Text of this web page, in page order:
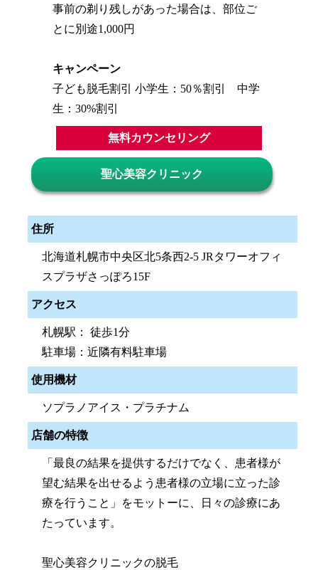
事前の剃り残しがあった場合は、部位ご
とに別途1,000円
キャンペーン
子ども脱毛割引 小学生：50％割引 中学
生：30%割引
無料カウンセリング
聖心美容クリニック
住所
北海道札幌市中央区北5条西2-5 JRタワーオフィ
スプラザさっぽろ15F
アクセス
札幌駅： 徒歩1分
駐車場：近隣有料駐車場
使用機材
ソプラノアイス・プラチナム
店舗の特徴
「最良の結果を提供するだけでなく、患者様が
望む結果を出せるよう患者様の立場に立った診
療を行うこと」をモットーに、日々の診療にあ
たっています。
聖心美容クリニックの脱毛